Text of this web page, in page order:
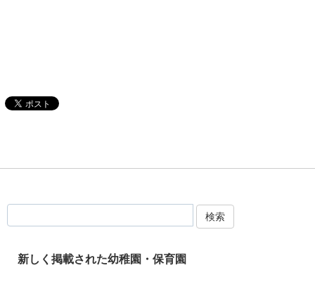
検索
新しく掲載された幼稚園・保育園